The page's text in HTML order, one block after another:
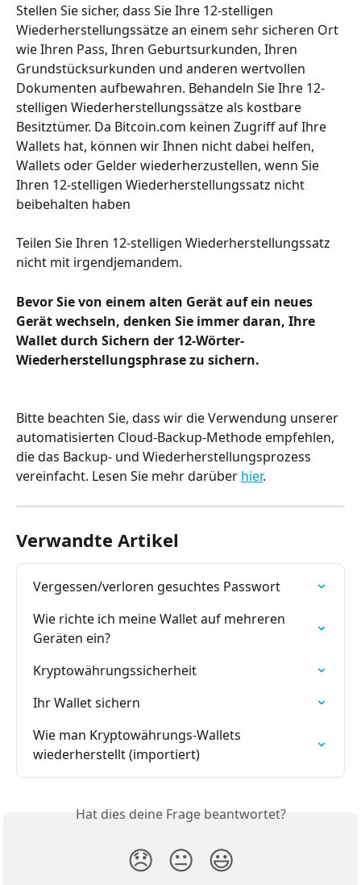
Stellen Sie sicher, dass Sie Ihre 12-stelligen
Wiederherstellungssätze an einem sehr sicheren Ort
wie Ihren Pass, Ihren Geburtsurkunden, Ihren
Grundstücksurkunden und anderen wertvollen
Dokumenten aufbewahren. Behandeln Sie Ihre 12-
stelligen Wiederherstellungssätze als kostbare
Besitztümer. Da Bitcoin.com keinen Zugriff auf Ihre
Wallets hat, können wir Ihnen nicht dabei helfen,
Wallets oder Gelder wiederherzustellen, wenn Sie
Ihren 12-stelligen Wiederherstellungssatz nicht
beibehalten haben
Teilen Sie Ihren 12-stelligen Wiederherstellungssatz
nicht mit irgendjemandem.
Bevor Sie von einem alten Gerät auf ein neues
Gerät wechseln, denken Sie immer daran, Ihre
Wallet durch Sichern der 12-Wörter-
Wiederherstellungsphrase zu sichern.
Bitte beachten Sie, dass wir die Verwendung unserer
automatisierten Cloud-Backup-Methode empfehlen,
die das Backup- und Wiederherstellungsprozess
vereinfacht. Lesen Sie mehr darüber hier.
Verwandte Artikel
Vergessen/verloren gesuchtes Passwort
Wie richte ich meine Wallet auf mehreren
Geräten ein?
Kryptowährungssicherheit
Ihr Wallet sichern
Wie man Kryptowährungs-Wallets
wiederherstellt (importiert)
Hat dies deine Frage beantwortet?
😞 😐 😃